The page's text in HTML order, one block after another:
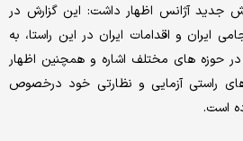
جدید آژانس اظهار داشت: این گزارش در
ایران و اقدامات ایران در این راستا، به
حوزه های مختلف اشاره و همچنین اظهار
راستی آزمایی و نظارتی خود درخصوص
است.